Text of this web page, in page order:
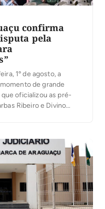
confirma
pela
1º de agosto, a
de grande
oficializou as pré-
Ribeiro e Divino
seu apoio à […]